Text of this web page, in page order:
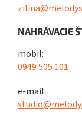
NAHRÁVACIE
mobil:
0949 505 101
e-mail: